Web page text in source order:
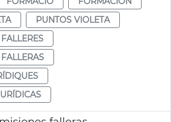
PUNTOS VIOLETA